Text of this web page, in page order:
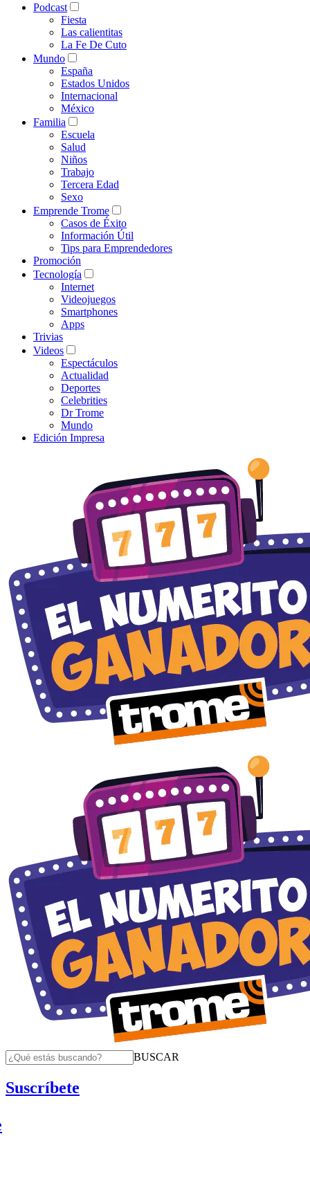
Podcast
Fiesta
Las calientitas
La Fe De Cuto
Mundo
España
Estados Unidos
Internacional
México
Familia
Escuela
Salud
Niños
Trabajo
Tercera Edad
Sexo
Emprende Trome
Casos de Éxito
Información Útil
Tips para Emprendedores
Promoción
Tecnología
Internet
Videojuegos
Smartphones
Apps
Trivias
Videos
Espectáculos
Actualidad
Deportes
Celebrities
Dr Trome
Mundo
Edición Impresa
BUSCAR
Suscríbete